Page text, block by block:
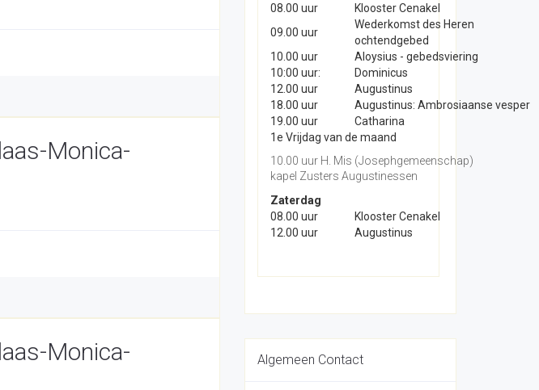
Monica-
Monica-
08.00 uur
Klooster Cenakel
09.00 uur
Wederkomst des Heren
ochtendgebed
10.00 uur
Aloysius - gebedsviering
10:00 uur:
Dominicus
12.00 uur
Augustinus
18.00 uur
Augustinus: Ambrosiaanse vesper
19.00 uur
Catharina
1e Vrijdag van de maand
10.00 uur H. Mis (Josephgemeenschap)
kapel Zusters Augustinessen
Zaterdag
08.00 uur
Klooster Cenakel
12.00 uur
Augustinus
Algemeen Contact